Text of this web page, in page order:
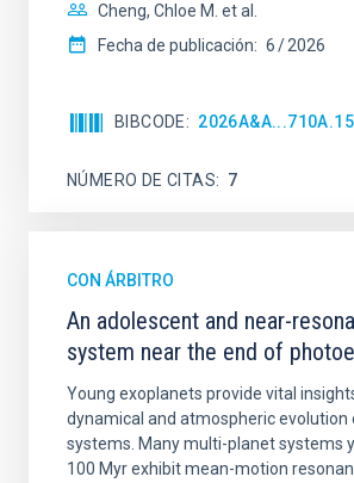
Cheng, Chloe M. et al.
Fecha de publicación: 6 2026
BIBCODE
NÚMERO DE CITAS 7
CON ÁRBITRO
An adolescent and near-
system near the end of
Young exoplanets provide vital
dynamical and atmospheric evolution
systems. Many multi-planet systems
100 Myr exhibit mean-motion